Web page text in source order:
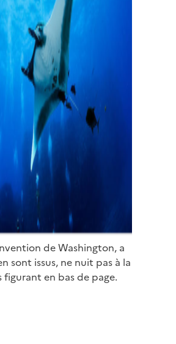
de Washington, a
sont issus, ne nuit pas à la
en bas de page.